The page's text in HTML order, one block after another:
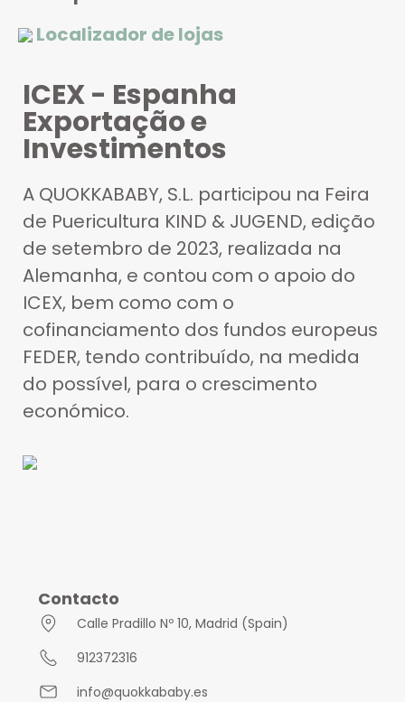
Localizador de lojas
ICEX - Espanha
Exportação e
Investimentos
A QUOKKABABY, S.L. participou na Feira
de Puericultura KIND & JUGEND, edição
de setembro de 2023, realizada na
Alemanha, e contou com o apoio do
ICEX, bem como com o
cofinanciamento dos fundos europeus
FEDER, tendo contribuído, na medida
do possível, para o crescimento
económico.
Contacto
Calle Pradillo Nº 10, Madrid (Spain)
912372316
info@quokkababy.es